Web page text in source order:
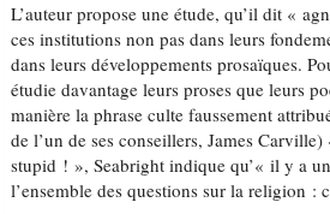
L’auteur propose une étude, qu’il dit «
ces institutions non pas dans leurs
dans leurs développements prosaïques.
étudie davantage leurs proses que leurs
manière la phrase culte faussement
de l’un de ses conseillers, James Carville)
stupid ! », Seabright indique qu’« il y a
l’ensemble des questions sur la religion :